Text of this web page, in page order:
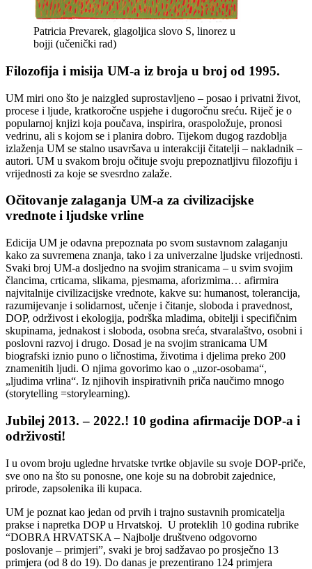
Patricia Prevarek, glagoljica slovo S, linorez u
bojji (učenički rad)
Filozofija i misija UM-a iz broja u broj od 1995.
UM miri ono što je naizgled suprostavljeno – posao i privatni život,
procese i ljude, kratkoročne uspjehe i dugoročnu sreću. Riječ je o
popularnoj knjizi koja poučava, inspirira, oraspoložuje, pronosi
vedrinu, ali s kojom se i planira dobro. Tijekom dugog razdoblja
izlaženja UM se stalno usavršava u interakciji čitatelji – nakladnik –
autori. UM u svakom broju očituje svoju prepoznatljivu filozofiju i
vrijednosti za koje se svesrdno zalaže.
Očitovanje zalaganja UM-a za civilizacijske
vrednote i ljudske vrline
Edicija UM je odavna prepoznata po svom sustavnom zalaganju
kako za suvremena znanja, tako i za univerzalne ljudske vrijednosti.
Svaki broj UM-a dosljedno na svojim stranicama – u svim svojim
člancima, crticama, slikama, pjesmama, aforizmima… afirmira
najvitalnije civilizacijske vrednote, kakve su: humanost, tolerancija,
razumijevanje i solidarnost, učenje i čitanje, sloboda i pravednost,
DOP, održivost i ekologija, podrška mladima, obitelji i specifičnim
skupinama, jednakost i sloboda, osobna sreća, stvaralaštvo, osobni i
poslovni razvoj i drugo. Dosad je na svojim stranicama UM
biografski iznio puno o ličnostima, životima i djelima preko 200
znamenitih ljudi. O njima govorimo kao o „uzor-osobama“,
„ljudima vrlina“. Iz njihovih inspirativnih priča naučimo mnogo
(storytelling =storylearning).
Jubilej 2013. – 2022.! 10 godina afirmacije DOP-a i
održivosti!
I u ovom broju ugledne hrvatske tvrtke objavile su svoje DOP-priče,
sve ono na što su ponosne, one koje su na dobrobit zajednice,
prirode, zapsolenika ili kupaca.
UM je poznat kao jedan od prvih i trajno sustavnih promicatelja
prakse i napretka DOP u Hrvatskoj. U proteklih 10 godina rubrike
“DOBRA HRVATSKA – Najbolje društveno odgovorno
poslovanje – primjeri”, svaki je broj sadžavao po prosječno 13
primjera (od 8 do 19). Do danas je prezentirano 124 primjera